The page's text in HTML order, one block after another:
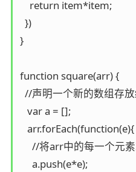
    return item*item;
  })
}
function square(arr) {
//声明一个新的数组存
   var a = [];
   arr.forEach(function(e){
//将arr中的每一个
     a.push(e*e);